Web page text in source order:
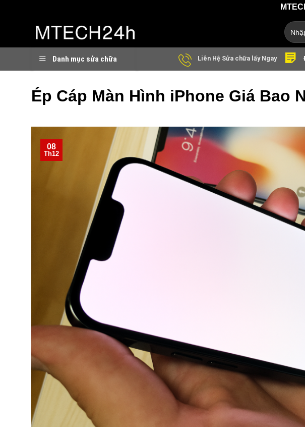
MTECH24h
Search
for:
Danh mục sửa chữa Liên Hệ Sửa chữa lấy Ngay
Ép Cáp Màn Hình iPhone Giá Bao
08
Th12